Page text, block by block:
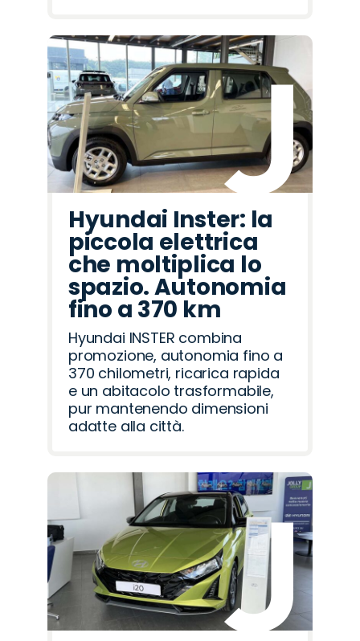
Hyundai Inster: la
piccola elettrica
che moltiplica lo
spazio. Autonomia
fino a 370 km
Hyundai INSTER combina
promozione, autonomia fino a
370 chilometri, ricarica rapida
e un abitacolo trasformabile,
pur mantenendo dimensioni
adatte alla città.